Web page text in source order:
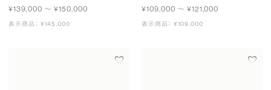
¥139,000 〜 ¥150,000
表示商品： ¥145,000
¥109,000 〜 ¥121,000
表示商品： ¥109,000